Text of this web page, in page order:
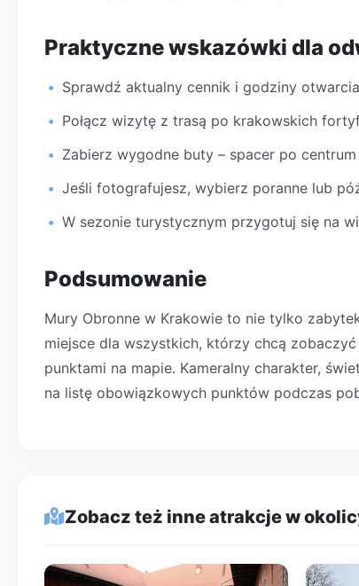
Praktyczne wskazówki dla
Sprawdź aktualny cennik i godziny
Połącz wizytę z trasą po krakowskich
Zabierz wygodne buty – spacer po
Jeśli fotografujesz, wybierz poranne lub
W sezonie turystycznym przygotuj się na
Podsumowanie
Mury Obronne w Krakowie to nie tylko
miejsce dla wszystkich, którzy chcą
punktami na mapie. Kameralny charakter,
na listę obowiązkowych punktów podczas
Zobacz też inne atrakcje w